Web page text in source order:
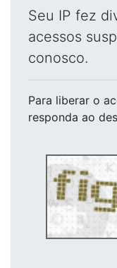
Seu IP fez
acessos
conosco.
Para liberar o
responda ao